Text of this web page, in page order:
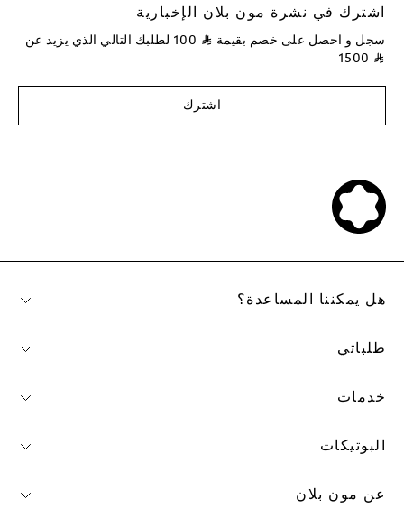
اشترك في نشرة مون بلان الإخبارية
سجل و احصل على خصم بقيمة ⃁
لطلبك التالي الذي يزيد عن
⃁
اشترك
هل يمكننا المساعدة؟
طلباتي
خدمات
البوتيكات
عن مون بلان